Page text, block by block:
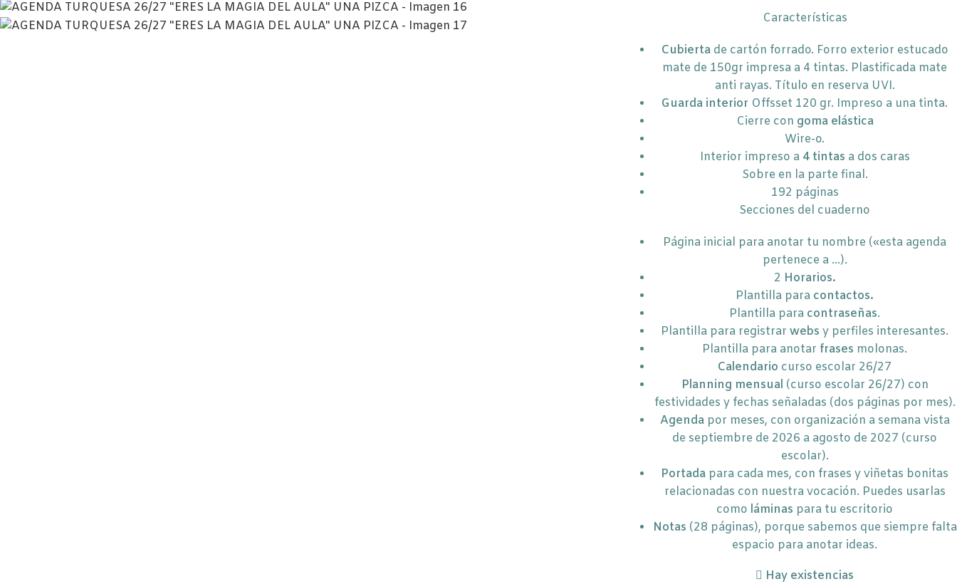
Características
Cubiertade cartón forrado. Forro exterior estucado
mate de 150gr impresa a 4 tintas. Plastificada mate
anti rayas. Título en reserva UVI.
Guarda interior Offsset 120 gr. Impreso a una tinta.
Cierre con goma elástica
Wire-o.
Interior impreso a 4 tintas a dos caras
Sobre en la parte final.
192 páginas
Secciones del cuaderno
Página inicial para anotar tu nombre («esta agenda
pertenece a …).
2 Horarios.
Plantilla para contactos.
Plantilla para contraseñas.
Plantilla para registrar webs y perfiles interesantes.
Plantilla para anotar frases molonas.
Calendario curso escolar 26/27
Planning mensual (curso escolar 26/27) con
festividades y fechas señaladas (dos páginas por mes).
Agendapor meses, con organización a semana vista
de septiembre de 2026 a agosto de 2027 (curso
escolar).
Portada para cada mes, con frases y viñetas bonitas
relacionadas con nuestra vocación. Puedes usarlas
como láminas para tu escritorio
Notas (28 páginas), porque sabemos que siempre falta
espacio para anotar ideas.
Hay existencias